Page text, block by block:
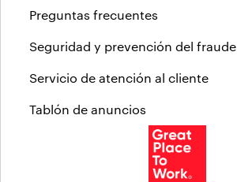
Preguntas frecuentes
Seguridad y prevención del fraude
Servicio de atención al cliente
Tablón de anuncios